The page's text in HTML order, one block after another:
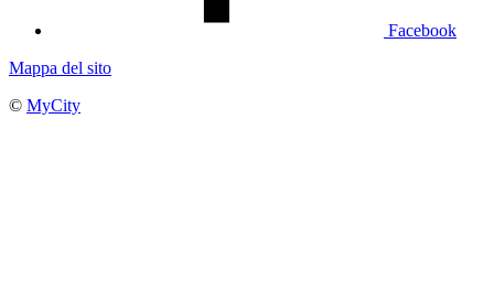
Facebook
Mappa del sito
© MyCity